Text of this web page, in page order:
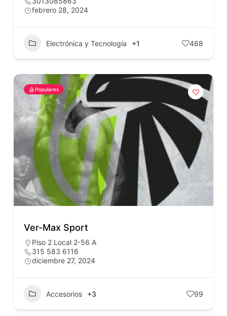
febrero 28, 2024
Electrónica y Tecnología +1 468
Populares
Ver-Max Sport
Piso 2 Local 2-56 A
315 583 6116
diciembre 27, 2024
Accesorios +3 99